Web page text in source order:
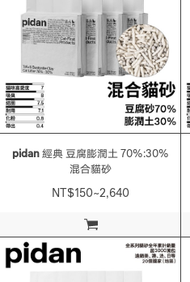
加入購物車
pidan經典 豆腐膨潤土 70%:30%
混合貓砂
NT$150~2,640